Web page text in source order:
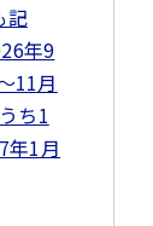
記
年9
11月
ち1
年1月